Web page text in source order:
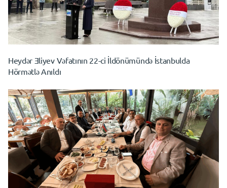
Heydər Ǝliyev Vəfatının 22-ci İldönümündə İstanbulda
Hörmətlə Anıldı